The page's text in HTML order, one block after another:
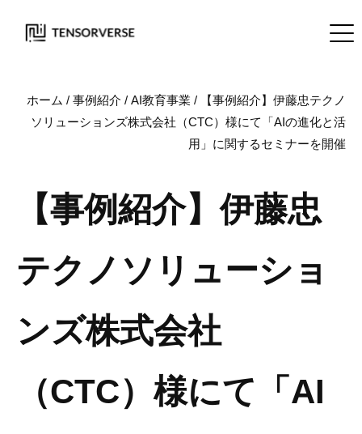
ホーム / 事例紹介 / AI教育事業 /
【事例紹介】伊藤忠テクノ
ソリューションズ株式会社（CTC）様にて「AIの進化と活
用」に関するセミナーを開催
【事例紹介】伊藤忠
テクノソリューショ
ンズ株式会社
（CTC）様にて「AI